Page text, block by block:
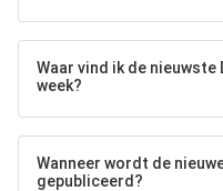
Waar vind ik de
week?
Wanneer wordt de
gepubliceerd?